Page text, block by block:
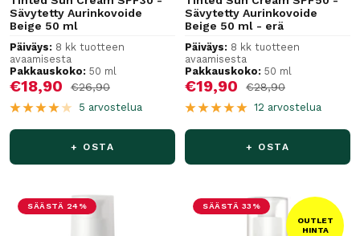
Sävytetty Aurinkovoide
Beige 50 ml
Päiväys: 8 kk tuotteen
avaamisesta
Pakkauskoko: 50 ml
Alennushinta
€18,90 Normaalihinta
€26,90
5 arvostelua
+ OSTA
Sävytetty Aurinkovoide
Beige 50 ml - erä
Päiväys: 8 kk tuotteen
avaamisesta
Pakkauskoko: 50 ml
Alennushinta
€19,90 Normaalihinta
€28,90
12 arvostelua
+ OSTA
SÄÄSTÄ 24%
OUTLET
HINTA
SÄÄSTÄ 33%